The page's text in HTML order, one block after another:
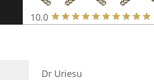
10.0
Dr Uriesu